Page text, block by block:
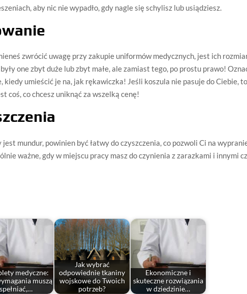
aby nic nie wypadło, gdy nagle się schylisz lub usiądziesz.
zwrócić uwagę przy zakupie uniformów medycznych, jest ich
one zbyt duże lub zbyt małe, ale zamiast tego, po prostu prawo!
kiedy umieścić je na, jak rękawiczka! Jeśli koszula nie pasuje do Ciebie,
coś, co chcesz uniknąć za wszelką cenę!
mundur, powinien być łatwy do czyszczenia, co pozwoli Ci na
ważne, gdy w miejscu pracy masz do czynienia z zarazkami i innymi
medyczne:
muszą
spełniać,…
Jak wybrać
odpowiednie tkaniny
wojskowe do Twoich
potrzeb?
Ekonomiczne i
skuteczne rozwiązania
w dziedzinie…